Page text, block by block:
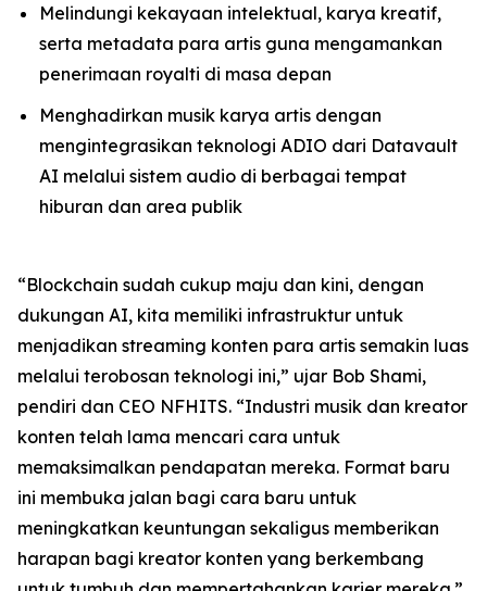
Melindungi kekayaan intelektual, karya kreatif,
serta metadata para artis guna mengamankan
penerimaan royalti di masa depan
Menghadirkan musik karya artis dengan
mengintegrasikan teknologi ADIO dari Datavault
AI melalui sistem audio di berbagai tempat
hiburan dan area publik
“Blockchain sudah cukup maju dan kini, dengan
dukungan AI, kita memiliki infrastruktur untuk
menjadikan streaming konten para artis semakin luas
melalui terobosan teknologi ini,” ujar Bob Shami,
pendiri dan CEO NFHITS. “Industri musik dan kreator
konten telah lama mencari cara untuk
memaksimalkan pendapatan mereka. Format baru
ini membuka jalan bagi cara baru untuk
meningkatkan keuntungan sekaligus memberikan
harapan bagi kreator konten yang berkembang